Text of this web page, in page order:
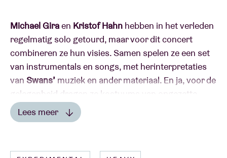
Michael Giraen Kristof Hahn hebben in het verleden
regelmatig solo getourd, maar voor dit concert
combineren ze hun visies. Samen spelen ze een set
van instrumentals en songs, met herinterpretaties
van Swans’ muziek en ander materiaal. En ja, voor de
gelegenheid dragen ze kostuums van opgezette
dieren. Veel plezier!
Lees meer